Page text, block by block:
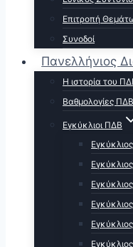
Επιτροπή
Συνοδοί
Πανελλήνιος
Η ιστορία του
Βαθμολογίες
Εγκύκλιοι ΠΔΒ